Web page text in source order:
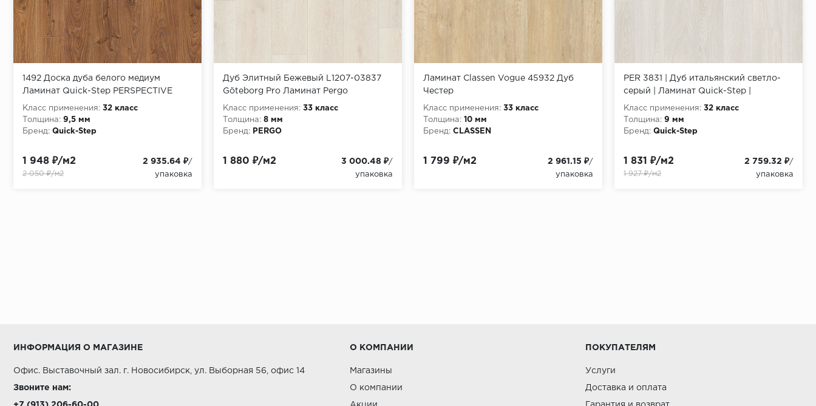
1492 Доска дуба белого медиум
Ламинат Quick-Step PERSPECTIVE
Класс применения: 32 класс
Толщина: 9,5 мм
Бренд: Quick-Step
1 948 ₽/м2
2 050 ₽/м2
2 935.64 ₽/
упаковка
Дуб Элитный Бежевый L1207-03837
Göteborg Pro Ламинат Pergo
Класс применения: 33 класс
Толщина: 8 мм
Бренд:
PERGO
1 880 ₽/м2 3 000.48 ₽/
упаковка
Ламинат Classen Vogue 45932 Дуб
Честер
Класс применения: 33 класс
Толщина: 10 мм
Бренд: CLASSEN
1 799 ₽/м2 2 961.15 ₽/
упаковка
PER 3831 | Дуб итальянский светло-
серый | Ламинат Quick-Step |
PERSPECTIVE
Класс применения: 32 класс
Толщина: 9 мм
Бренд: Quick-Step
1 831 ₽/м2
1 927 ₽/м2
2 759.32 ₽/
упаковка
ИНФОРМАЦИЯ О МАГАЗИНЕ
Офис. Выставочный зал. г. Новосибирск, ул. Выборная 56, офис 14
Звоните нам:
О КОМПАНИИ
Магазины
О компании
ПОКУПАТЕЛЯМ
Услуги
Доставка и оплата